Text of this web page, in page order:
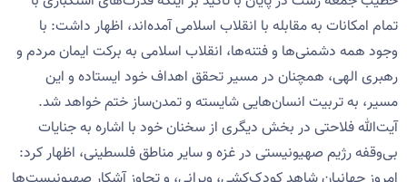
تمام امکانات به مقابله با انقلاب اسلامی آمده‌اند، اظهار داشت: با
وجود همه دشمنی‌ها و فتنه‌ها، انقلاب اسلامی به برکت ایمان مردم و
رهبری الهی، همچنان در مسیر تحقق اهداف خود ایستاده و این
مسیر، به تربیت انسان‌هایی شایسته و تمدن‌ساز ختم خواهد شد.
آیت‌الله فلاحتی در بخش دیگری از سخنان خود با اشاره به جنایات
بی‌وقفه رژیم صهیونیستی در غزه و سایر مناطق فلسطینی، اظهار کرد: